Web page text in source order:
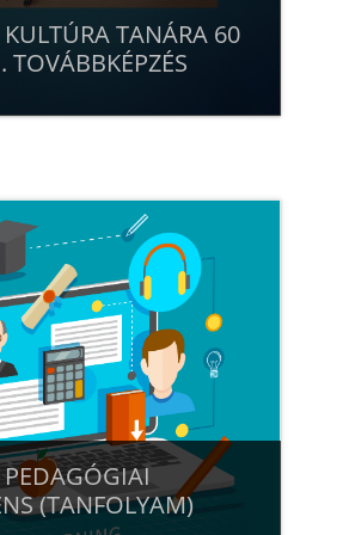
TANÁRA 60
TOVÁBBKÉPZÉS
Csernai Zoltán
Réka
Csaba
Molnár Tünde
(TANFOLYAM)